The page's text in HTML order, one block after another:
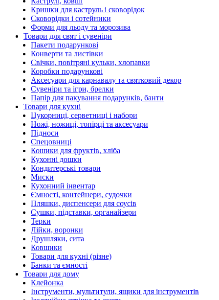
Кришки для каструль і сковорідок
Сковорідки і сотейники
Форми для льоду та морозива
Товари для свят і сувеніри
Пакети подарункові
Конверти та листівки
Свічки, повітряні кульки, хлопавки
Коробки подарункові
Аксесуари для карнавалу та святковий декор
Сувеніри та ігри, брелки
Папір для пакування подарунків, банти
Товари для кухні
Цукорниці, серветниці і набори
Ножі, ножиці, топірці та аксесуари
Підноси
Спецовниці
Кошики для фруктів, хліба
Кухонні дошки
Кондитерські товари
Миски
Кухонний інвентар
Ємності, контейнери, судочки
Пляшки, диспенсери для соусів
Сушки, підставки, органайзери
Терки
Лійки, воронки
Друшляки, сита
Ковшики
Товари для кухні (різне)
Банки та ємності
Товари для дому
Клейонка
Інструменти, мультитули, ящики для інструментів